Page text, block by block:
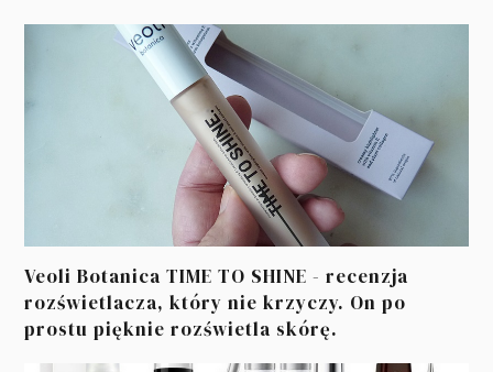
Veoli Botanica TIME TO SHINE - recenzja
rozświetlacza, który nie krzyczy. On po
prostu pięknie rozświetla skórę.